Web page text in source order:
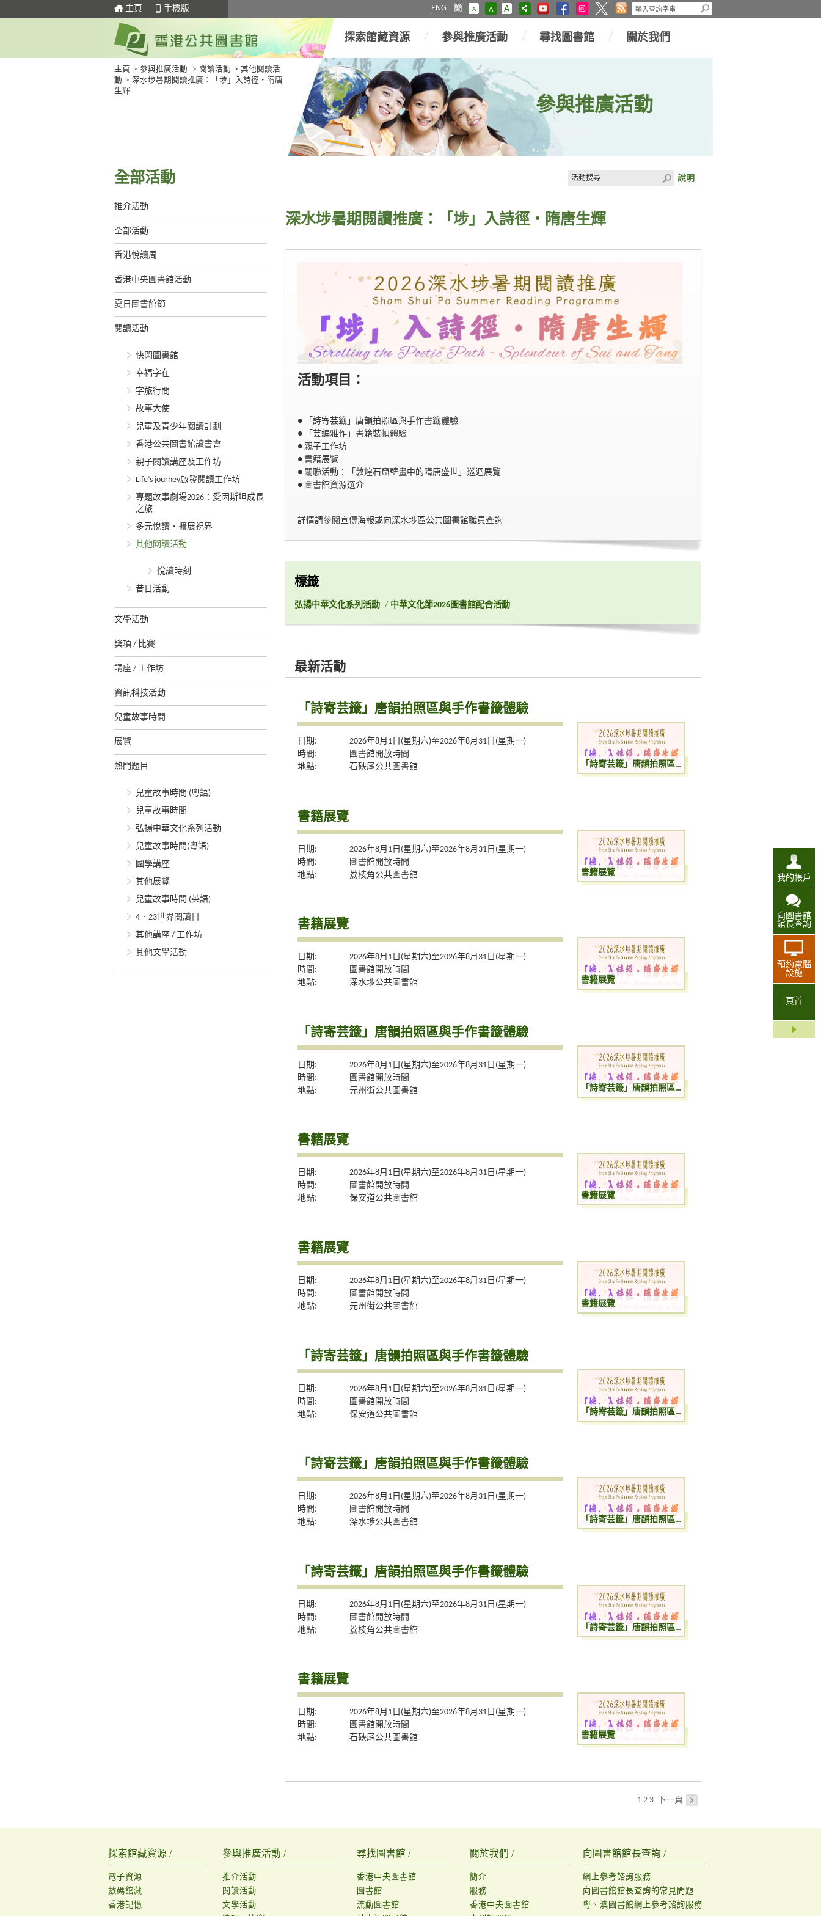
主頁 手機版 ENG 簡 A A A
我的帳戶
向圖書館
館長查詢
預約電腦
設施
頁首
探索館藏資源 參與推廣活動 尋找圖書館 關於我們
主頁 > 參與推廣活動 > 閱讀活動 > 其他閱讀活
動 > 深水埗暑期閱讀推廣：「埗」入詩徑・隋唐
生輝
參與推廣活動
全部活動
推介活動
全部活動
香港悅讀周
香港中央圖書館活動
夏日圖書館節
閱讀活動
快閃圖書館
幸福字在
字旅行間
故事大使
兒童及青少年閱讀計劃
香港公共圖書館讀書會
親子閱讀講座及工作坊
Life’s journey啟發閱讀工作坊
專題故事劇場2026：愛因斯坦成長
之旅
多元悅讀‧擴展視界
其他閱讀活動
悅讀時刻
昔日活動
文學活動
獎項 / 比賽
講座 / 工作坊
資訊科技活動
兒童故事時間
展覽
熱門題目
兒童故事時間 (粵語)
兒童故事時間
弘揚中華文化系列活動
兒童故事時間(粵語)
國學講座
其他展覽
兒童故事時間 (英語)
4．23世界閱讀日
其他講座 / 工作坊
其他文學活動
說明
深水埗暑期閱讀推廣：「埗」入詩徑・隋唐生輝
活動項目：
● 「詩寄芸籤」唐韻拍照區與手作書籤體驗
● 「芸編雅作」書籍裝幀體驗
● 親子工作坊
● 書籍展覽
● 關聯活動：「敦煌石窟壁畫中的隋唐盛世」巡迴展覽
● 圖書館資源選介
詳情請參閱宣傳海報或向深水埗區公共圖書館職員查詢。
標籤
弘揚中華文化系列活動 / 中華文化節2026圖書館配合活動
最新活動
「詩寄芸籤」唐韻拍照區與手作書籤體驗
日期:
2026年8月1日(星期六)至2026年8月31日(星期一)
時間:
圖書館開放時間
地點:
石硤尾公共圖書館 「詩寄芸籤」唐韻拍照區與手作書籤體驗
書籍展覽
日期:
2026年8月1日(星期六)至2026年8月31日(星期一)
時間:
圖書館開放時間
地點:
荔枝角公共圖書館 書籍展覽
書籍展覽
日期:
2026年8月1日(星期六)至2026年8月31日(星期一)
時間:
圖書館開放時間
地點:
深水埗公共圖書館 書籍展覽
「詩寄芸籤」唐韻拍照區與手作書籤體驗
日期:
2026年8月1日(星期六)至2026年8月31日(星期一)
時間:
圖書館開放時間
地點:
元州街公共圖書館 「詩寄芸籤」唐韻拍照區與手作書籤體驗
書籍展覽
日期:
2026年8月1日(星期六)至2026年8月31日(星期一)
時間:
圖書館開放時間
地點:
保安道公共圖書館 書籍展覽
書籍展覽
日期:
2026年8月1日(星期六)至2026年8月31日(星期一)
時間:
圖書館開放時間
地點:
元州街公共圖書館 書籍展覽
「詩寄芸籤」唐韻拍照區與手作書籤體驗
日期:
2026年8月1日(星期六)至2026年8月31日(星期一)
時間:
圖書館開放時間
地點:
保安道公共圖書館 「詩寄芸籤」唐韻拍照區與手作書籤體驗
「詩寄芸籤」唐韻拍照區與手作書籤體驗
日期:
2026年8月1日(星期六)至2026年8月31日(星期一)
時間:
圖書館開放時間
地點:
深水埗公共圖書館 「詩寄芸籤」唐韻拍照區與手作書籤體驗
「詩寄芸籤」唐韻拍照區與手作書籤體驗
日期:
2026年8月1日(星期六)至2026年8月31日(星期一)
時間:
圖書館開放時間
地點:
荔枝角公共圖書館 「詩寄芸籤」唐韻拍照區與手作書籤體驗
書籍展覽
日期:
2026年8月1日(星期六)至2026年8月31日(星期一)
時間:
圖書館開放時間
地點:
石硤尾公共圖書館 書籍展覽
1 2 3 下一頁
探索館藏資源 /
電子資源
數碼館藏
香港記憶
參與推廣活動 /
推介活動
閱讀活動
文學活動
尋找圖書館 /
香港中央圖書館
圖書館
流動圖書館
關於我們 /
簡介
服務
香港中央圖書館
向圖書館館長查詢 /
網上參考諮詢服務
向圖書館館長查詢的常見問題
粵、澳圖書館網上參考諮詢服務